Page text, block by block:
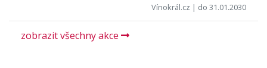
Vínokrál.cz | do 31.01.2030
zobrazit všechny akce